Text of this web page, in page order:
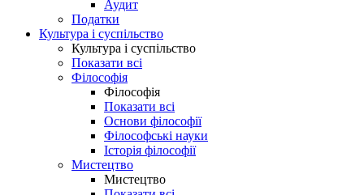
Аудит
Податки
Культура і суспільство
Культура і суспільство
Показати всі
Філософія
Філософія
Показати всі
Основи філософії
Філософські науки
Історія філософії
Мистецтво
Мистецтво